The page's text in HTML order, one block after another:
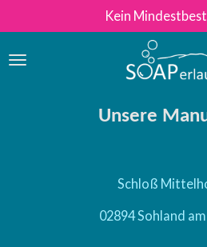
Hauptinhalt
springen
Kein
Unsere
Schloß
02894 Sohland